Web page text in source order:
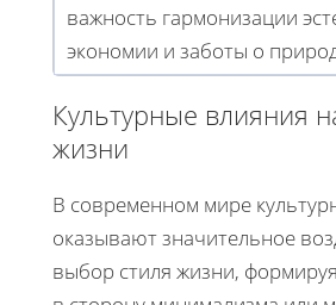
важность гармонизации
экономии и заботы о
Культурные влияния
жизни
В современном мире
оказывают значительное
выбор стиля жизни,